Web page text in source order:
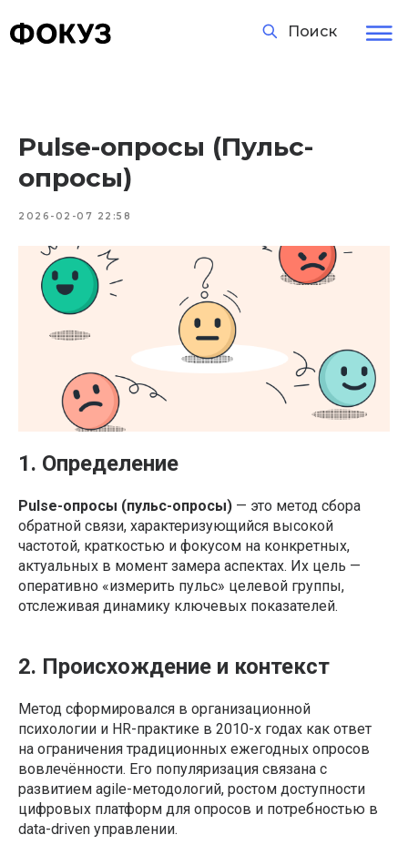
Поиск
Pulse-опросы (Пульс-
опросы)
2026-02-07 22:58
1. Определение
Pulse-опросы (пульс-опросы) — это метод сбора
обратной связи, характеризующийся высокой
частотой, краткостью и фокусом на конкретных,
актуальных в момент замера аспектах. Их цель —
оперативно «измерить пульс» целевой группы,
отслеживая динамику ключевых показателей.
2. Происхождение и контекст
Метод сформировался в организационной
психологии и HR-практике в 2010-х годах как ответ
на ограничения традиционных ежегодных опросов
вовлечённости. Его популяризация связана с
развитием agile-методологий, ростом доступности
цифровых платформ для опросов и потребностью в
data-driven управлении.